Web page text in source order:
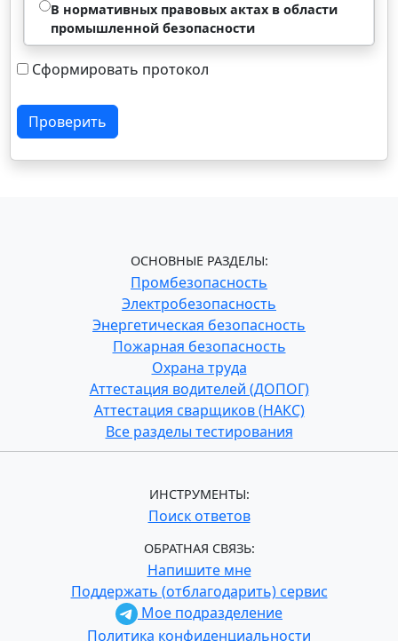
В нормативных правовых актах в области
промышленной безопасности
Сформировать протокол
Проверить
ОСНОВНЫЕ РАЗДЕЛЫ:
Промбезопасность
Электробезопасность
Энергетическая безопасность
Пожарная безопасность
Охрана труда
Аттестация водителей (ДОПОГ)
Аттестация сварщиков (НАКС)
Все разделы тестирования
ИНСТРУМЕНТЫ:
Поиск ответов
ОБРАТНАЯ СВЯЗЬ:
Напишите мне
Поддержать (отблагодарить) сервис
Мое подразделение
Политика конфиденциальности